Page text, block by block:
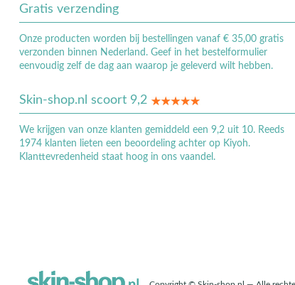
Gratis verzending
Onze producten worden bij bestellingen vanaf € 35,00 gratis
verzonden binnen Nederland. Geef in het bestelformulier
eenvoudig zelf de dag aan waarop je geleverd wilt hebben.
Skin-shop.nl scoort 9,2
We krijgen van onze klanten gemiddeld een 9,2 uit 10. Reeds
1974 klanten lieten een beoordeling achter op Kiyoh.
Klanttevredenheid staat hoog in ons vaandel.